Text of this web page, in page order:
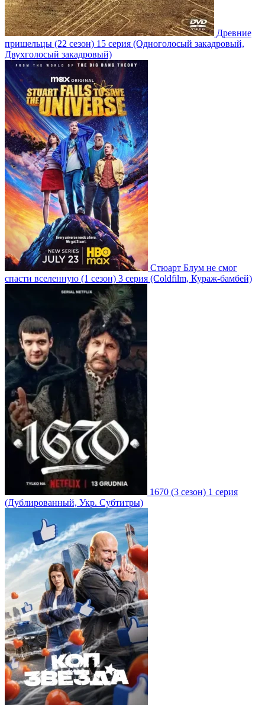
Древние
пришельцы (22 сезон) 15 серия (Одноголосый закадровый,
Двухголосый закадровый)
Стюарт Блум не смог
спасти вселенную (1 сезон) 3 серия (Coldfilm, Кураж-бамбей)
1670 (3 сезон) 1 серия
(Дублированный, Укр. Субтитры)